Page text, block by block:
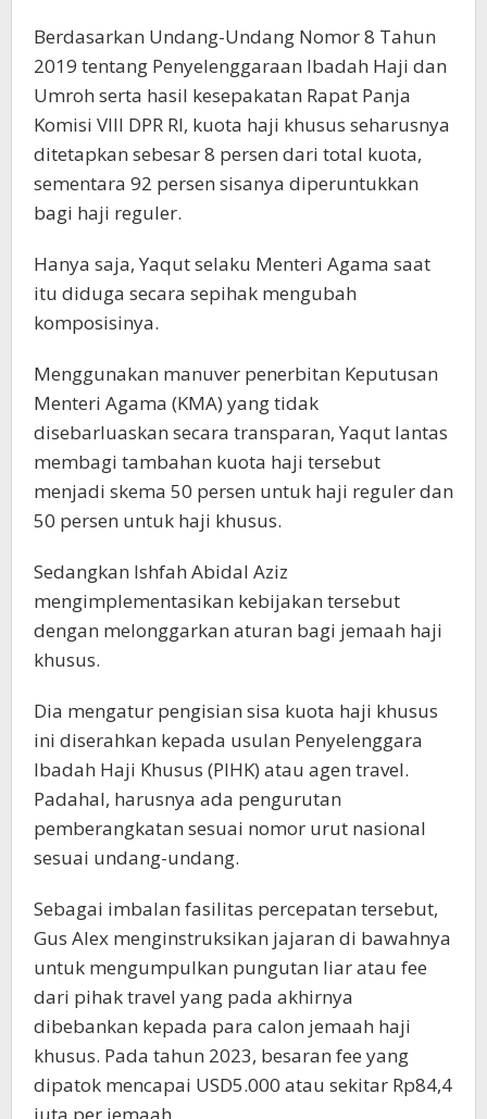
Berdasarkan Undang-Undang Nomor 8 Tahun
2019 tentang Penyelenggaraan Ibadah Haji dan
Umroh serta hasil kesepakatan Rapat Panja
Komisi VIII DPR RI, kuota haji khusus seharusnya
ditetapkan sebesar 8 persen dari total kuota,
sementara 92 persen sisanya diperuntukkan
bagi haji reguler.
Hanya saja, Yaqut selaku Menteri Agama saat
itu diduga secara sepihak mengubah
komposisinya.
Menggunakan manuver penerbitan Keputusan
Menteri Agama (KMA) yang tidak
disebarluaskan secara transparan, Yaqut lantas
membagi tambahan kuota haji tersebut
menjadi skema 50 persen untuk haji reguler dan
50 persen untuk haji khusus.
Sedangkan Ishfah Abidal Aziz
mengimplementasikan kebijakan tersebut
dengan melonggarkan aturan bagi jemaah haji
khusus.
Dia mengatur pengisian sisa kuota haji khusus
ini diserahkan kepada usulan Penyelenggara
Ibadah Haji Khusus (PIHK) atau agen travel.
Padahal, harusnya ada pengurutan
pemberangkatan sesuai nomor urut nasional
sesuai undang-undang.
Sebagai imbalan fasilitas percepatan tersebut,
Gus Alex menginstruksikan jajaran di bawahnya
untuk mengumpulkan pungutan liar atau fee
dari pihak travel yang pada akhirnya
dibebankan kepada para calon jemaah haji
khusus. Pada tahun 2023, besaran fee yang
dipatok mencapai USD5.000 atau sekitar Rp84,4